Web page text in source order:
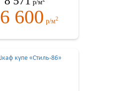
р/м
6 600 р/м2